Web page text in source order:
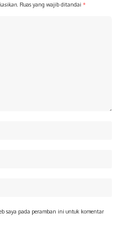
Ruas yang wajib ditandai *
saya pada peramban ini untuk komentar